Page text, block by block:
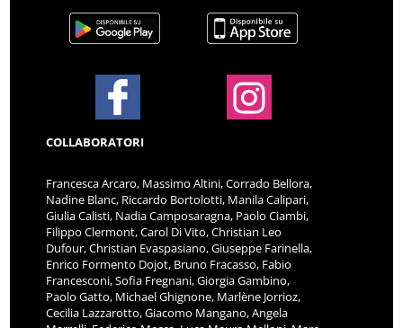
COLLABORATORI
Francesca Arcaro, Massimo Altini, Corrado Bellora,
Nadine Blanc, Riccardo Bortolotti, Manila Calipari,
Giulia Calisti, Nadia Camposaragna, Paolo Ciambi,
Filippo Clermont, Carol Di Vito, Christian Leo
Dufour, Christian Evaspasiano, Giuseppe Farinella,
Enrico Formento Dojot, Bruno Fracasso, Fabio
Francesconi, Sofia Fregnani, Giorgia Gambino,
Paolo Gatto, Michael Ghignone, Marlène Jorrioz,
Cecilia Lazzarotto, Giacomo Mangano, Angela